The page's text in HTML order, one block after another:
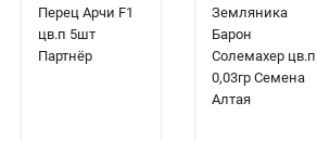
Перец Арчи F1
цв.п 5шт
Партнёр
Земляника
Барон
Солемахер цв.п
0,03гр Семена
Алтая